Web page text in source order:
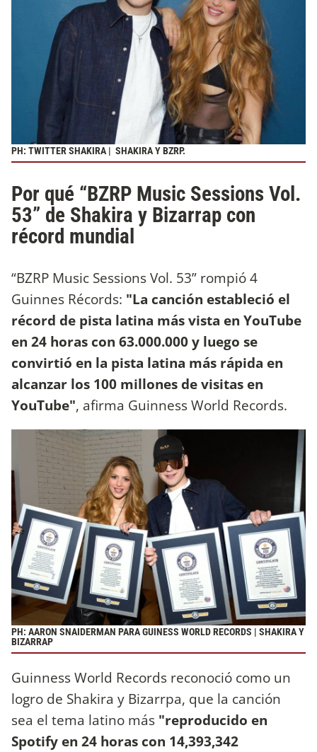
PH: TWITTER SHAKIRA | SHAKIRA Y BZRP.
Por qué “BZRP Music Sessions Vol.
53” de Shakira y Bizarrap con
récord mundial
“BZRP Music Sessions Vol. 53” rompió 4
Guinnes Récords: "La canción estableció el
récord de pista latina más vista en YouTube
en 24 horas con 63.000.000 y luego se
convirtió en la pista latina más rápida en
alcanzar los 100 millones de visitas en
YouTube", afirma Guinness World Records.
PH: AARON SNAIDERMAN PARA GUINESS WORLD RECORDS | SHAKIRA Y
BIZARRAP
Guinness World Records reconoció como un
logro de Shakira y Bizarrpa, que la canción
sea el tema latino más "reproducido en
Spotify en 24 horas con 14,393,342